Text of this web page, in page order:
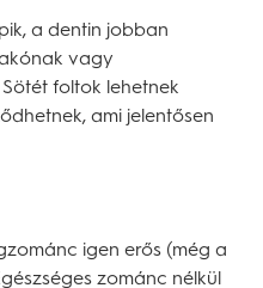
a dentin jobban
vagy
foltok lehetnek
ami jelentősen
igen erős (még a
zománc nélkül